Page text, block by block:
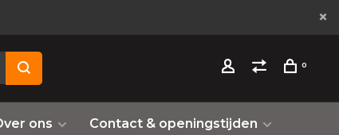
0
ons
Contact & openingstijden